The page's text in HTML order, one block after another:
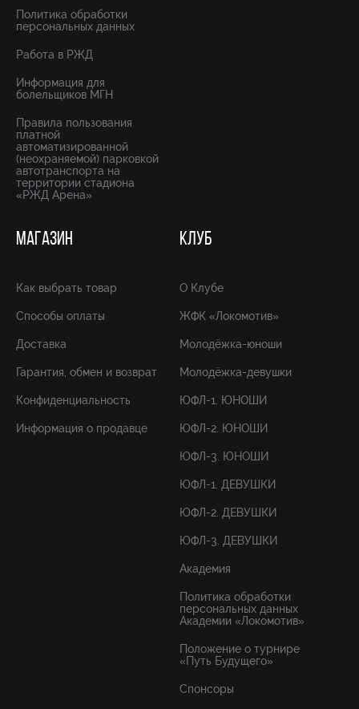
Политика обработки
персональных данных
Работа в РЖД
Информация для
болельщиков МГН
Правила пользования
платной
автоматизированной
(неохраняемой) парковкой
автотранспорта на
территории стадиона
«РЖД Арена»
МАГАЗИН
Как выбрать товар
Способы оплаты
Доставка
Гарантия, обмен и возврат
Конфиденциальность
Информация о продавце
КЛУБ
О Клубе
ЖФК «Локомотив»
Молодёжка-юноши
Молодёжка-девушки
ЮФЛ-1. ЮНОШИ
ЮФЛ-2. ЮНОШИ
ЮФЛ-3. ЮНОШИ
ЮФЛ-1. ДЕВУШКИ
ЮФЛ-2. ДЕВУШКИ
ЮФЛ-3. ДЕВУШКИ
Академия
Политика обработки
персональных данных
Академии «Локомотив»
Положение о турнире
«Путь Будущего»
Спонсоры